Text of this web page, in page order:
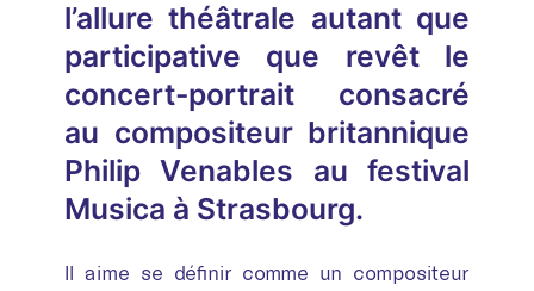
l’allure théâtrale autant que
participative que revêt le
concert-portrait consacré
au compositeur britannique
Philip Venables au festival
Musica à Strasbourg.
Il aime se définir comme un compositeur